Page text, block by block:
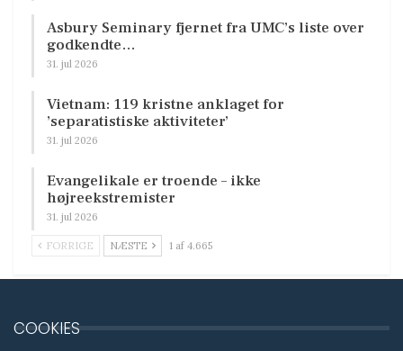
Asbury Seminary fjernet fra UMC’s liste over
godkendte…
31. jul 2026
Vietnam: 119 kristne anklaget for
’separatistiske aktiviteter’
31. jul 2026
Evangelikale er troende – ikke
højreekstremister
31. jul 2026
FORRIGE NÆSTE 1 af 4.665
COOKIES